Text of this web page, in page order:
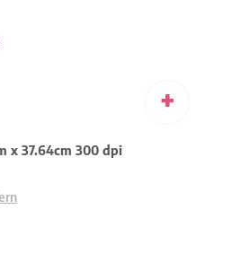
+
x 37.64cm 300 dpi